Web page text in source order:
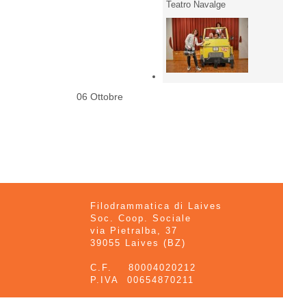
Teatro Navalge
06 Ottobre
Filodrammatica di Laives
Soc. Coop. Sociale
via Pietralba, 37
39055 Laives (BZ)
C.F. 80004020212
P.IVA 00654870211